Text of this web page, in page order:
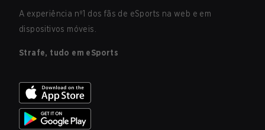
A experiência nº1 dos fãs de eSports na web e em
dispositivos móveis.
Strafe, tudo em eSports